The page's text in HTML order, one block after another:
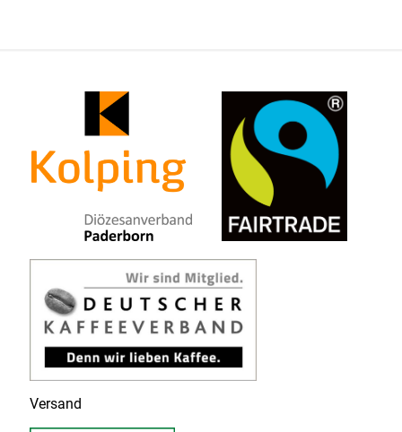
Versand